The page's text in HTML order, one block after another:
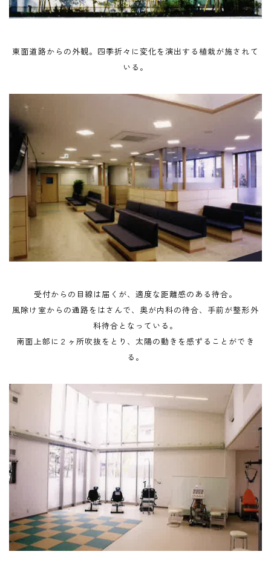
東面道路からの外観。四季折々に変化を演出する植栽が施されて
いる。
受付からの目線は届くが、適度な距離感のある待合。
風除け室からの通路をはさんで、奥が内科の待合、手前が整形外
科待合となっている。
南面上部に２ヶ所吹抜をとり、太陽の動きを感ずることができ
る。